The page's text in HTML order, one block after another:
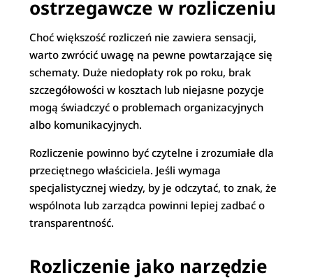
ostrzegawcze w rozliczeniu
Choć większość rozliczeń nie zawiera sensacji,
warto zwrócić uwagę na pewne powtarzające się
schematy. Duże niedopłaty rok po roku, brak
szczegółowości w kosztach lub niejasne pozycje
mogą świadczyć o problemach organizacyjnych
albo komunikacyjnych.
Rozliczenie powinno być czytelne i zrozumiałe dla
przeciętnego właściciela. Jeśli wymaga
specjalistycznej wiedzy, by je odczytać, to znak, że
wspólnota lub zarządca powinni lepiej zadbać o
transparentność.
Rozliczenie jako narzędzie